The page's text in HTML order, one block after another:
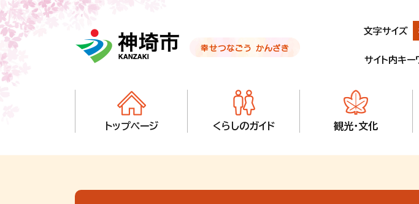
音声読み上げ用ナビゲーションです。
本文へ移動します
ページ最後（フッター）へ移動します
音声読み上げ用ナビゲーションはここまでです。
文字サイズ
サイト内キー
トップページ くらしのガイド 観光・文化